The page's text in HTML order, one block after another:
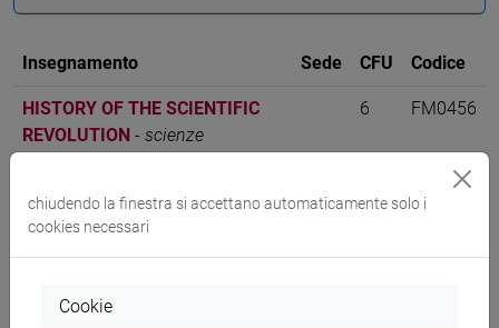
Insegnamento Sede CFU Codice
HISTORY OF THE SCIENTIFIC
REVOLUTION - scienze
6 FM0456
Cerca nel sito
Ricerca persone
chiudendo la finestra si accettano automaticamente solo i
cookies necessari
Cookie